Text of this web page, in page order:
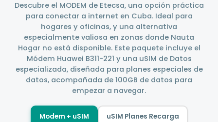
Descubre el MODEM de Etecsa, una opción práctica
para conectar a internet en Cuba. Ideal para
hogares y oficinas, y una alternativa
especialmente valiosa en zonas donde Nauta
Hogar no está disponible. Este paquete incluye el
Módem Huawei B311-221 y una uSIM de Datos
especializada, diseñada para planes especiales de
datos, acompañada de 100GB de datos para
empezar a navegar.
Modem + uSIM uSIM Planes Recarga